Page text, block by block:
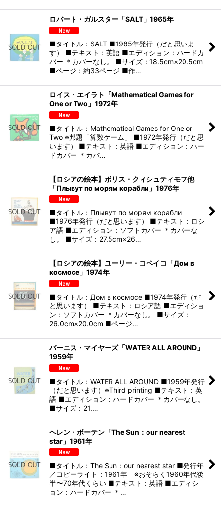
ロバート・ガルスター「SALT」1965年
■タイトル：SALT ■1965年発行（だと思いま
す） ■テキスト：英語 ■エディション：ハードカ
バー ＊カバーなし。 ■サイズ：18.5cm×20.5cm
■ページ：約33ページ ■作…
ロイス・エイラト「Mathematical Games for
One or Two」1972年
■タイトル：Mathematical Games for One or
Two ※邦題「算数ゲーム」 ■1972年発行（だと思
います） ■テキスト：英語 ■エディション：ハー
ドカバー ＊カバ…
【ロシアの絵本】ボリス・クィシュティモフ他
「Плывут по морям корабли」1976年
■タイトル：Плывут по морям корабли
■1976年発行（だと思います） ■テキスト：ロシ
ア語 ■エディション：ソフトカバー ＊カバーな
し。 ■サイズ：27.5cm×26…
【ロシアの絵本】ユーリー・コペイコ「Дом в
космосе」1974年
■タイトル：Дом в космосе ■1974年発行（だ
と思います） ■テキスト：ロシア語 ■エディショ
ン：ソフトカバー ＊カバーなし。 ■サイズ：
26.0cm×20.0cm ■ページ…
バーニス・マイヤーズ「WATER ALL AROUND」
1959年
■タイトル：WATER ALL AROUND ■1959年発行
（だと思います）※Third printing ■テキスト：英
語 ■エディション：ハードカバー ＊カバーなし。
■サイズ：21.…
ヘレン・ボーテン「The Sun：our nearest
star」1961年
■タイトル：The Sun：our nearest star ■発行年
／コピーライト：1961年 ※おそらく1960年代後
半〜70年代くらい ■テキスト：英語 ■エディシ
ョン：ハードカバー ＊…